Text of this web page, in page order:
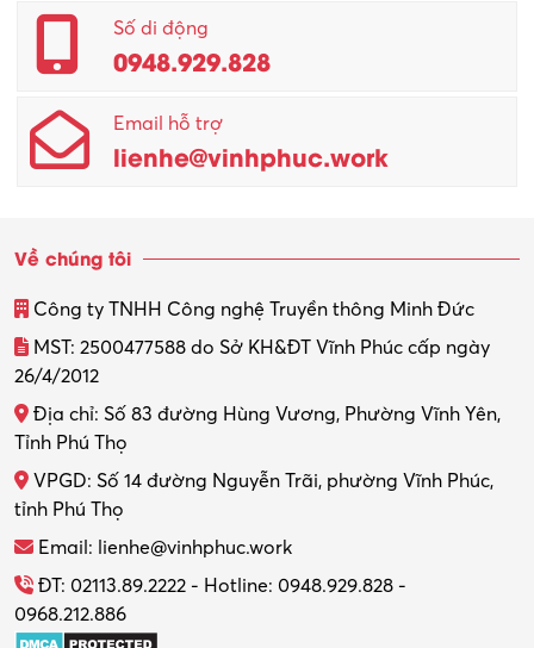
Quản lý – Giám đốc
Quản lý chất lượng – QC
Quản lý sản xuất
Quản trị kinh doanh
Thiết kế
Thiết kế nội thất
Thợ máy – Ô tô – Xe máy
Thực tập
Tổ chức sự kiện – Quà tặng
Trợ lý
Số di động
0948.929.828
Email hỗ trợ
lienhe@vinhphuc.work
Về chúng tôi
Công ty TNHH Công nghệ Truyền thông Minh Đức
MST: 2500477588 do Sở KH&ĐT Vĩnh Phúc cấp ngày
26/4/2012
Địa chỉ: Số 83 đường Hùng Vương, Phường Vĩnh Yên,
Tỉnh Phú Thọ
VPGD: Số 14 đường Nguyễn Trãi, phường Vĩnh Phúc,
tỉnh Phú Thọ
Email: lienhe@vinhphuc.work
ĐT: 02113.89.2222 - Hotline: 0948.929.828 -
0968.212.886